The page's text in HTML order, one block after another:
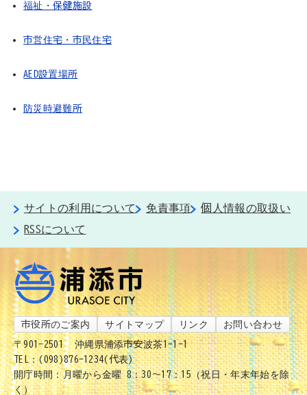
福祉・保健施設
市営住宅・市民住宅
AED設置場所
防災時避難所
サイトの利用について 免責事項
個人情報の取扱い
RSSについて
市役所のご案内 サイトマップ リンク お問い合わせ
〒901-2501
沖縄県浦添市安波茶1-1-1
TEL：(098)876-1234(代表)
開庁時間：月曜から金曜 8：30～17：15（祝日・年末年始を除
く）